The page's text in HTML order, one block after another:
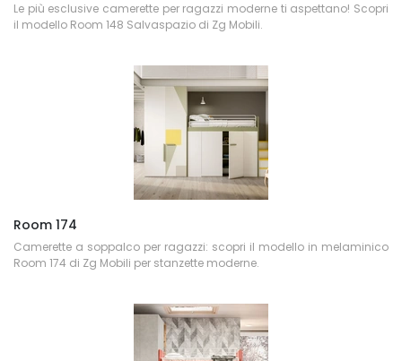
Le più esclusive camerette per ragazzi moderne ti aspettano! Scopri
il modello Room 148 Salvaspazio di Zg Mobili.
Room 174
Camerette a soppalco per ragazzi: scopri il modello in melaminico
Room 174 di Zg Mobili per stanzette moderne.